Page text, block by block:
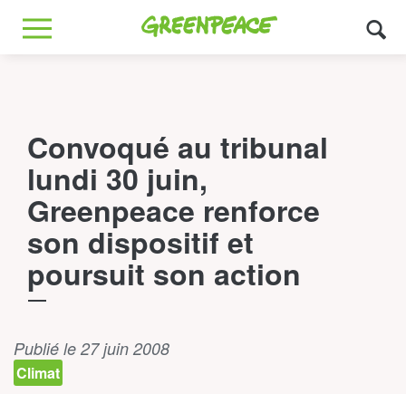
Greenpeace
MENU
Convoqué au tribunal
lundi 30 juin,
Greenpeace renforce
son dispositif et
poursuit son action
Publié le 27 juin 2008
Climat